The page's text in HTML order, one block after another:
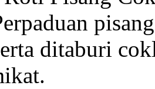
ditaburi